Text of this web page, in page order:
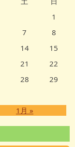
1月 »
1
7
8
14
15
21
22
28
29